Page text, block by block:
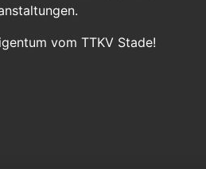
vom TTKV Stade!